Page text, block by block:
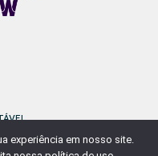
experiência em nosso site.